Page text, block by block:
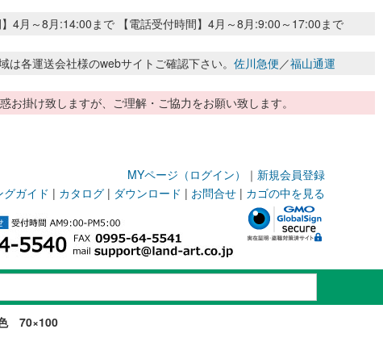
4月～8月:14:00まで 【電話受付時間】4月～8月:9:00～17:00まで
各運送会社様のwebサイトご確認下さい。 佐川急便／福山通運
掛け致しますが、ご理解・ご協力をお願い致します。
MYページ（ログイン） ｜ 新規会員登録
ガイド | カタログ | ダウンロード | お問合せ | カゴの中を見る
70×100